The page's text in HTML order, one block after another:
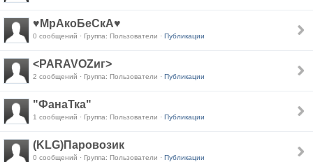
♥МрАкоБеСкА♥
0 сообщений · Группа: Пользователи · Публикации
<PARAVOZиг>
2 сообщений · Группа: Пользователи · Публикации
"ФанаТка"
1 сообщений · Группа: Пользователи · Публикации
(KLG)Паровозик
0 сообщений · Группа: Пользователи · Публикации